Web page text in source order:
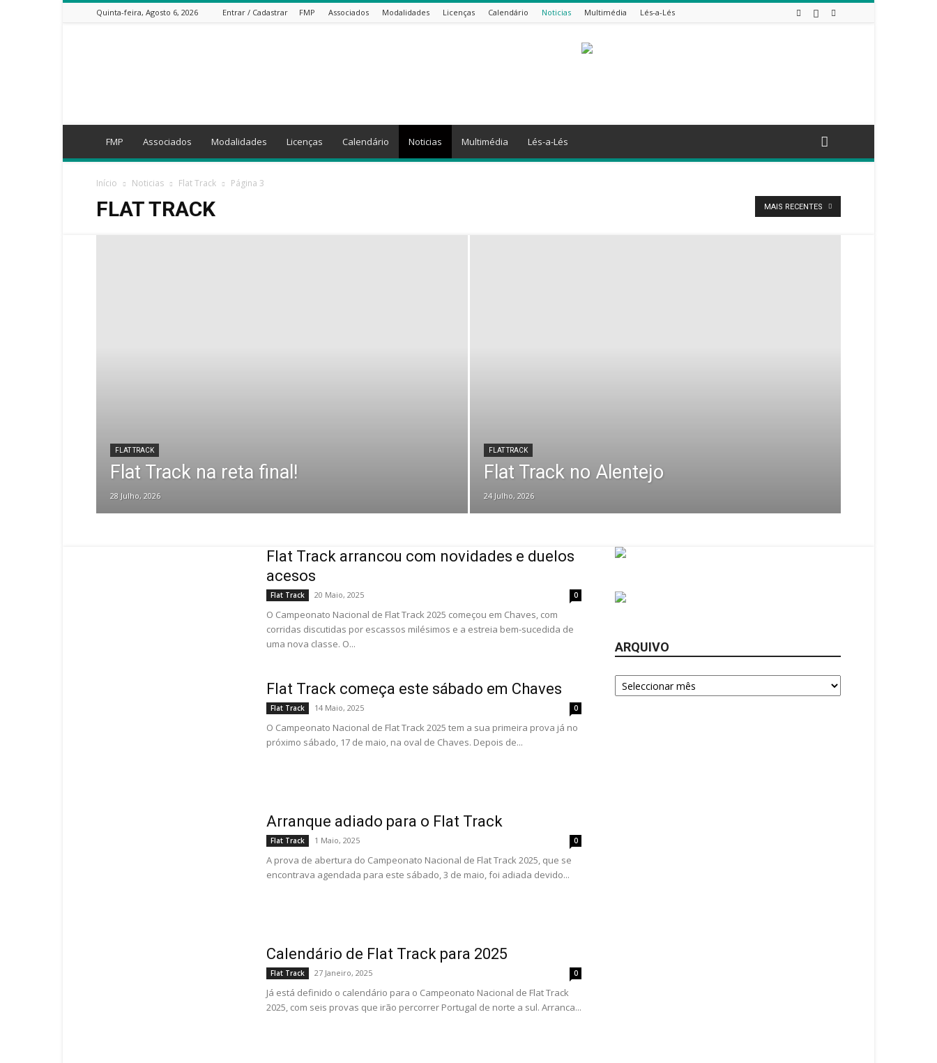
Quinta-feira, Agosto 6, 2026 Entrar / Cadastrar FMP Associados Modalidades Licenças Calendário Noticias Multimédia Lés-a-Lés
FMP Associados Modalidades Licenças Calendário Noticias Multimédia Lés-a-Lés
Início Noticias Flat Track Página 3
FLAT TRACK MAIS RECENTES
FLAT TRACK
Flat Track na reta final!
28 Julho, 2026
FLAT TRACK
Flat Track no Alentejo
24 Julho, 2026
Flat Track arrancou com novidades e duelos
acesos
Flat Track 20 Maio, 2025 0
O Campeonato Nacional de Flat Track 2025 começou em Chaves, com
corridas discutidas por escassos milésimos e a estreia bem-sucedida de
uma nova classe. O...
Flat Track começa este sábado em Chaves
Flat Track 14 Maio, 2025 0
O Campeonato Nacional de Flat Track 2025 tem a sua primeira prova já no
próximo sábado, 17 de maio, na oval de Chaves. Depois de...
Arranque adiado para o Flat Track
Flat Track 1 Maio, 2025 0
A prova de abertura do Campeonato Nacional de Flat Track 2025, que se
encontrava agendada para este sábado, 3 de maio, foi adiada devido...
Calendário de Flat Track para 2025
Flat Track 27 Janeiro, 2025 0
Já está definido o calendário para o Campeonato Nacional de Flat Track
2025, com seis provas que irão percorrer Portugal de norte a sul. Arranca...
ARQUIVO
Arquivo